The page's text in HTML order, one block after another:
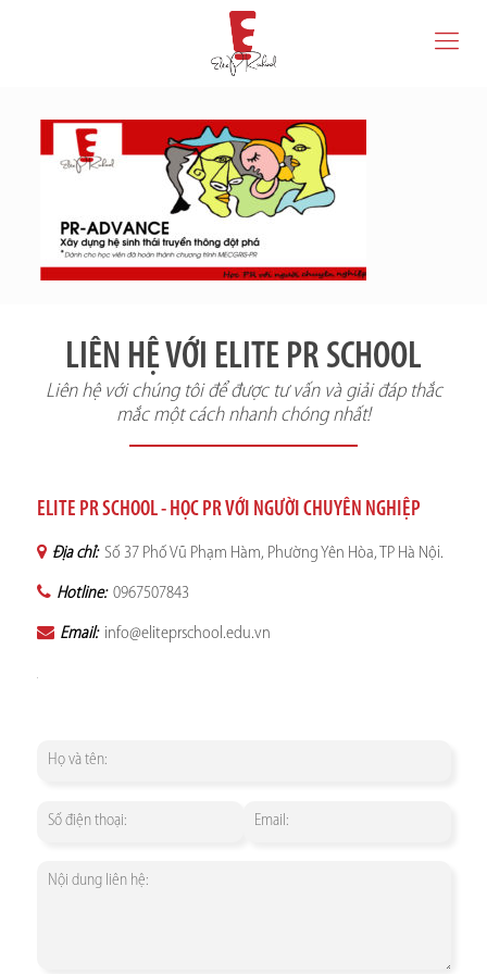
LIÊN HỆ VỚI ELITE PR SCHOOL
Liên hệ với chúng tôi để được tư vấn và giải đáp thắc
mắc một cách nhanh chóng nhất!
ELITE PR SCHOOL - HỌC PR VỚI NGƯỜI CHUYÊN NGHIỆP
Địa chỉ: Số 37 Phố Vũ Phạm Hàm, Phường Yên Hòa, TP Hà Nội.
Hotline: 0967507843
Email: info@eliteprschool.edu.vn